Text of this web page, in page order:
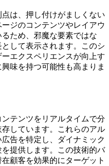
は、押し付けがましくない
ジのコンテンツやレイアウ
ため、邪魔な要素ではな
して表示されます。このシ
エクスペリエンスが向上す
味を持つ可能性も高まりま
テンツをリアルタイムで分
しています。これらのアル
告を特定し、ダイナミック
提供します。この技術的バ
顧客を効果的にターゲット